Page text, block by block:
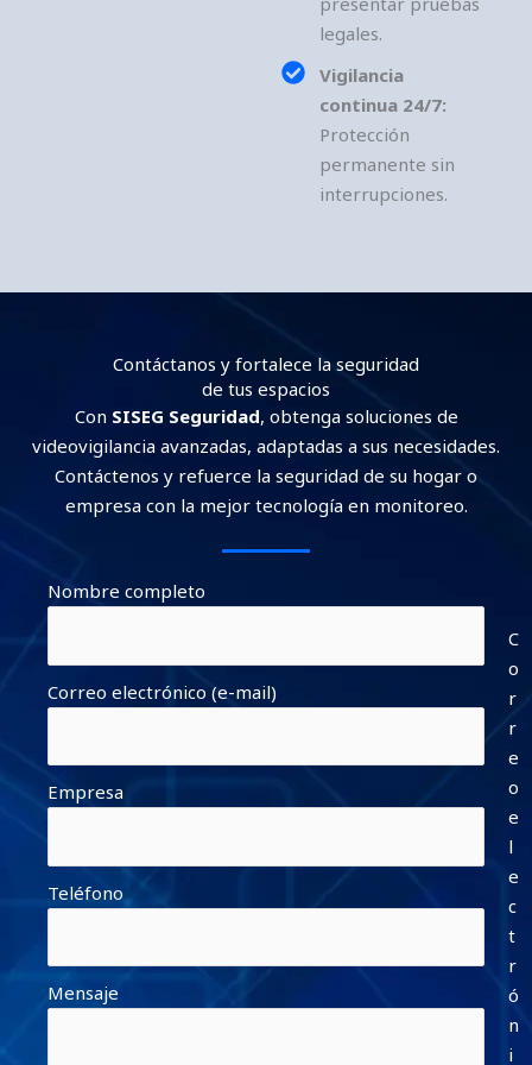
legales.
Vigilancia
continua 24/7:
Protección
permanente sin
interrupciones.
Contáctanos y fortalece la seguridad
de tus espacios
Con SISEG Seguridad, obtenga soluciones de
videovigilancia avanzadas, adaptadas a sus necesidades.
Contáctenos y refuerce la seguridad de su hogar o
empresa con la mejor tecnología en monitoreo.
Nombre completo
Correo electrónico (e-mail)
Empresa
Teléfono
Mensaje
C
o
r
r
e
o
e
l
e
c
t
r
ó
n
i